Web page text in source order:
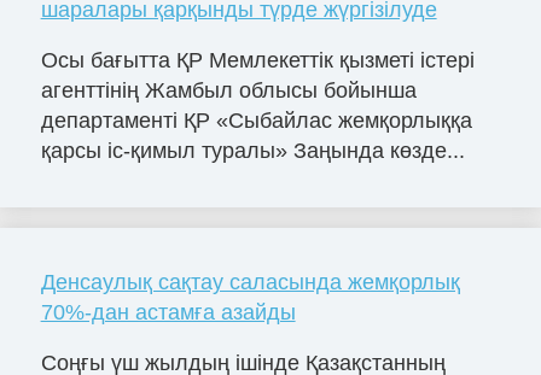
шаралары қарқынды түрде жүргізілуде
Осы бағытта ҚР Мемлекеттік қызметі істері
агенттінің Жамбыл облысы бойынша
департаменті ҚР «Сыбайлас жемқорлыққа
қарсы іс-қимыл туралы» Заңында көзде...
Денсаулық сақтау саласында жемқорлық
70%-дан астамға азайды
Соңғы үш жылдың ішінде Қазақстанның